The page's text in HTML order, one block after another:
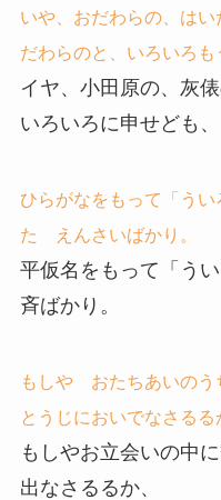
いや、おだわらの、は
だわらのと、いろいろも
イヤ、小田原の、灰
いろいろに申せども、
ひらがなをもって「う
た えんさいばかり。
平仮名をもって「う
斉ばかり。
もしや おたちあいのう
とうじにおいでなさるる
もしやお立会いの中
出なさるるか、